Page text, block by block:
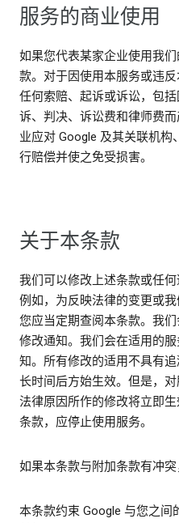
服务的商业使用
如果您代表某家企业使用我
款。对于因使用本服务或违
任何索赔、起诉或诉讼，包
诉、判决、诉讼费和律师费
业应对 Google 及其关联机
行赔偿并使之免受损害。
关于本条款
我们可以修改上述条款或任何
例如，为反映法律的变更或我
您应当定期查阅本条款。我
修改通知。我们会在适用的
知。所有修改的适用不具有
长时间后方始生效。但是，
法律原因所作的修改将立即
条款，应停止使用服务。
如果本条款与附加条款有冲突
本条款约束 Google 与您之间